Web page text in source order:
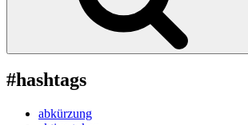
#hashtags
abkürzung